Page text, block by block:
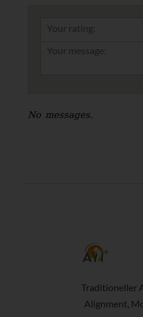
Your rating:
No messages.
Traditioneller
Alignment,